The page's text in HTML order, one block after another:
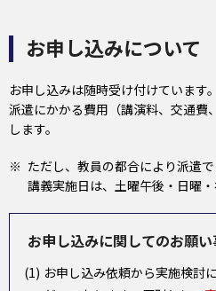
お申し込みについて
お申し込みは随時受け付けています。
派遣にかかる費用（講演料、交通費
します。
ただし、教員の都合により派遣
講義実施日は、土曜午後・日曜
お申し込みに関してのお願い
お申し込み依頼から実施検討